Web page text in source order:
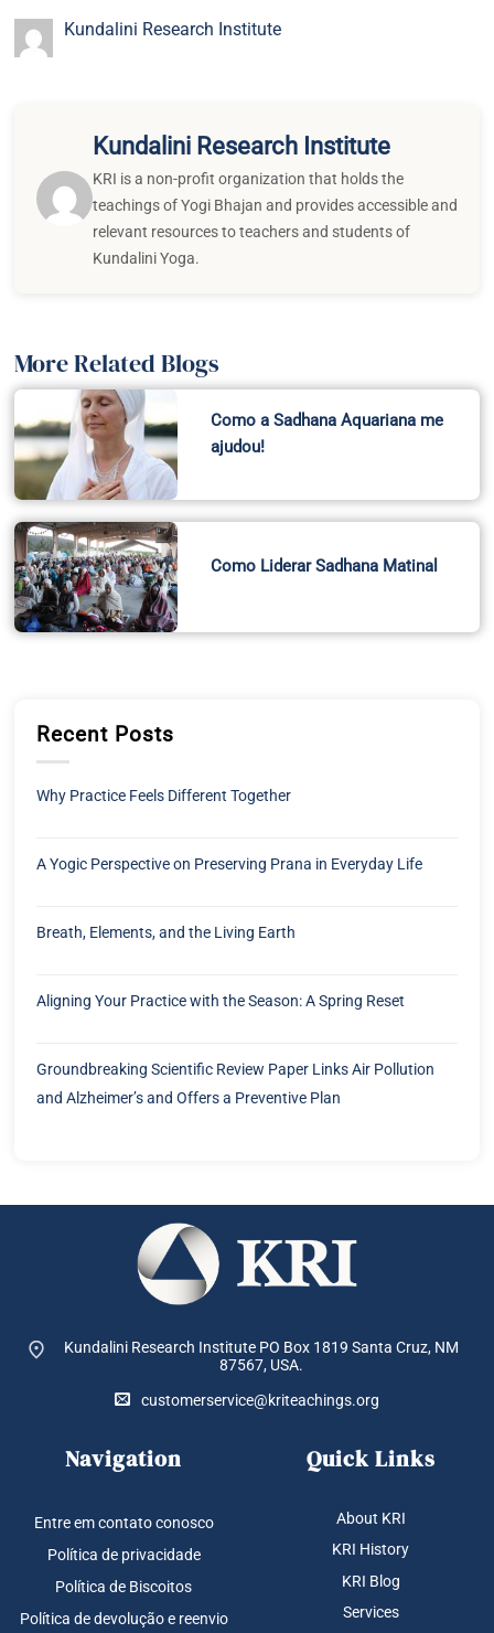
Kundalini Research Institute
Kundalini Research Institute
KRI is a non-profit organization that holds the
teachings of Yogi Bhajan and provides accessible and
relevant resources to teachers and students of
Kundalini Yoga.
More Related Blogs
Como a Sadhana Aquariana me
ajudou!
Como Liderar Sadhana Matinal
Recent Posts
Why Practice Feels Different Together
A Yogic Perspective on Preserving Prana in Everyday Life
Breath, Elements, and the Living Earth
Aligning Your Practice with the Season: A Spring Reset
Groundbreaking Scientific Review Paper Links Air Pollution
and Alzheimer’s and Offers a Preventive Plan
Kundalini Research Institute PO Box 1819 Santa Cruz, NM
87567, USA.
customerservice@kriteachings.org
Navigation
Entre em contato conosco
Política de privacidade
Política de Biscoitos
Política de devolução e reenvio
Quick Links
About KRI
KRI History
KRI Blog
Services